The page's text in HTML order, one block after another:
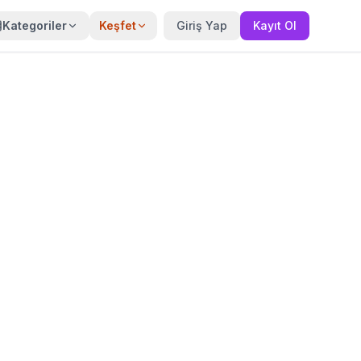
Kategoriler Keşfet Giriş Yap Kayıt Ol